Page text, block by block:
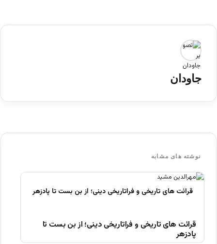
جاودان
نوشته های مشابه
قرائت های تاریخی و فراتاریخی دینی؛ از بن بست تا
پادزهر